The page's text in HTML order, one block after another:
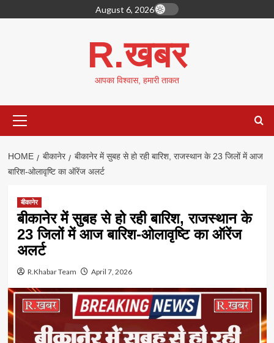
to
August 6, 2026
R.खबर
आपका विश्वास, हमारी ताकत
Menu
HOME बीकानेर
बीकानेर में सुबह से हो रही बारिश, राजस्थान के 23 जिलों में आज
बारिश-ओलावृष्टि का ऑरेंज अलर्ट
बीकानेर
बीकानेर में सुबह से हो रही बारिश, राजस्थान के
23 जिलों में आज बारिश-ओलावृष्टि का ऑरेंज
अलर्ट
R.Khabar Team April 7, 2026